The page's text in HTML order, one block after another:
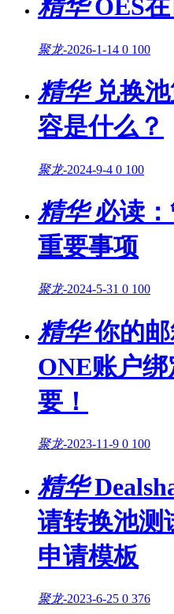
精华OES在
聚龙-2026-1-14 0 100
精华兑换池
容是什么？
聚龙-2024-9-4 0 100
精华必读：
重要事项
聚龙-2024-5-31 0 100
精华你的邮
ONE账户
要！
聚龙-2023-11-9 0 100
精华
请转换池测
申请模板
聚龙-2023-6-25 0 376